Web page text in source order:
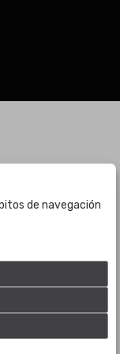
de navegación